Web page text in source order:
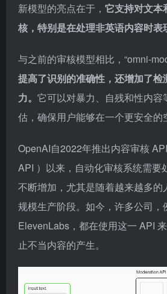
新模型的亮点在于， 它支持对文本
核，特别是在处理非英语内容时表
与之前的审核模型相比，“omni-
提高了识别的准确性，还增加了
力。 它可以对暴力、自残和性内容
估，确保用户能够在一个更安全的
OpenAI自2022年推出内容审核
API ）以来，自动化审核系统需要
不断增加，尤其是随着越来越多的
规模生产阶段。如今，许多公司，
ElevenLabs，都在使用这一 API
止不当内容的产生。